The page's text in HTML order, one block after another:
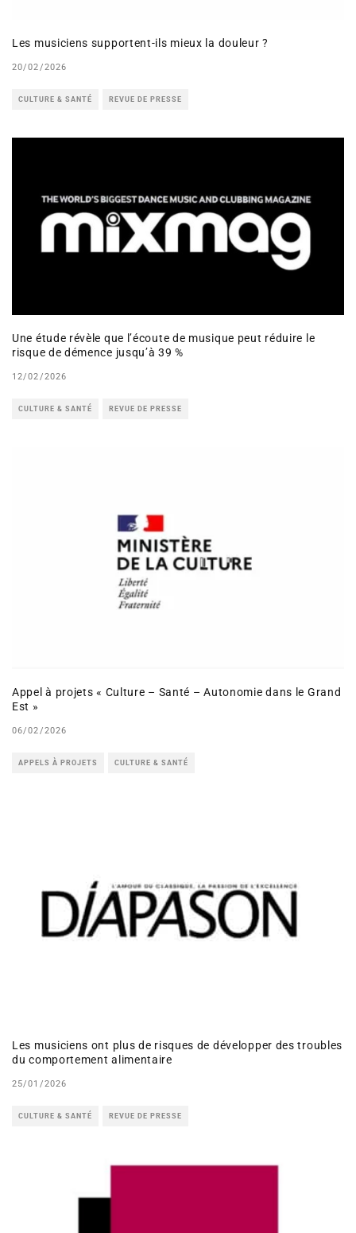
Les musiciens supportent-ils mieux la douleur ?
20/02/2026
CULTURE & SANTÉ REVUE DE PRESSE
Une étude révèle que l’écoute de musique peut réduire le
risque de démence jusqu’à 39 %
12/02/2026
CULTURE & SANTÉ REVUE DE PRESSE
Appel à projets « Culture – Santé – Autonomie dans le Grand
Est »
06/02/2026
APPELS À PROJETS CULTURE & SANTÉ
Les musiciens ont plus de risques de développer des troubles
du comportement alimentaire
25/01/2026
CULTURE & SANTÉ REVUE DE PRESSE